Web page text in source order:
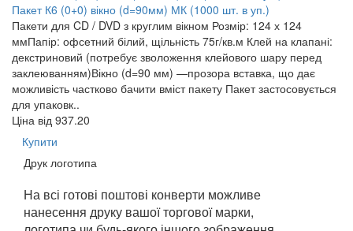
Пакет К6 (0+0) вікно (d=90мм) МК (1000 шт. в уп.)
Пакети для CD / DVD з круглим вікном Розмір: 124 х 124
ммПапір: офсетний білий, щільність 75г/кв.м Клей на клапані:
декстриновий (потребує зволоження клейового шару перед
заклеюванням)Вікно (d=90 мм) —прозора вставка, що дає
можливість частково бачити вміст пакету Пакет застосовується
для упаковк..
Ціна від 937.20
Купити
Друк логотипа
На всі готові поштові конверти можливе
нанесення друку вашої торгової марки,